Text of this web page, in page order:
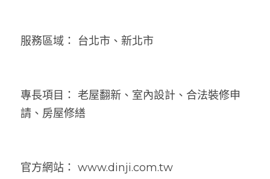
服務區域： 台北市、新北市
專長項目： 老屋翻新、室內設計、合法裝修申
請、房屋修繕
官方網站： www.dinji.com.tw